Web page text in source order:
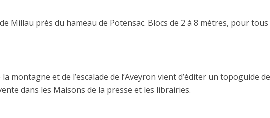
Millau près du hameau de Potensac. Blocs de 2 à 8 mètres, pour tous
montagne et de l’escalade de l’Aveyron vient d’éditer un topoguide de
dans les Maisons de la presse et les librairies.